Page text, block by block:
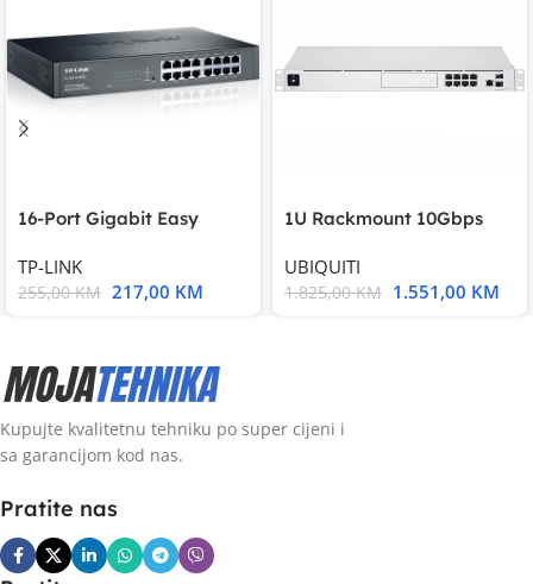
16-Port Gigabit Easy
TP-LINK
255,00KM 217,00 KM
1U Rackmount 10Gbps
UBIQUITI
1.825,00KM 1.551,00 KM
Kupujte kvalitetnu tehniku po super cijeni i
sa garancijom kod nas.
Pratite nas